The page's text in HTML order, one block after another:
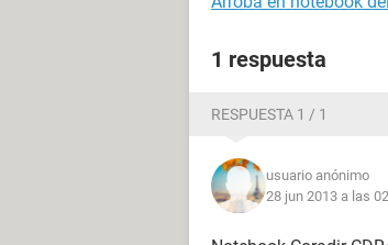
1 respuesta
RESPUESTA 1 / 1
usuario anónimo
28 jun 2013 a las